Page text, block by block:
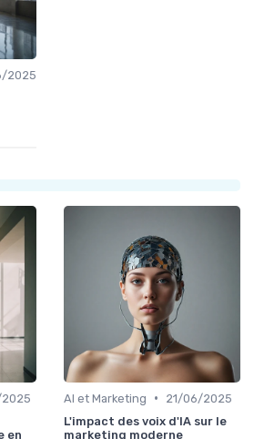
2025
en
AI et Marketing •
21/06/2025
L'impact des voix d'IA sur le
marketing moderne